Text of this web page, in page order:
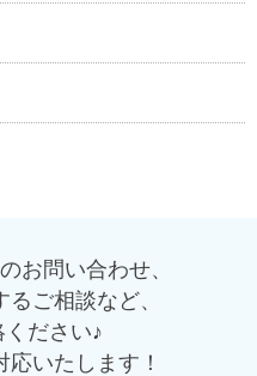
お問い合わせ、
ご相談など、
ださい♪
いたします！